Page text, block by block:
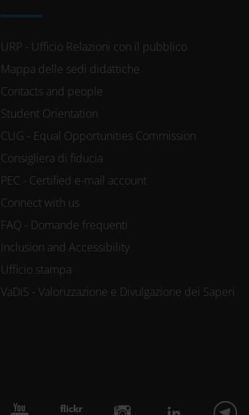
URP - Ufficio Relazioni con il pubblico
Mappa delle sedi didattiche
Contacts and people
Student Orientation
CUG - Equal Opportunities Commission
Consigliera di fiducia
PEC - Certified e-mail account
Connect with us
FAQ - Domande frequenti
Inclusion and Accessibility
Ufficio stampa
VaDiS - Valorizzazione e Divulgazione dei Saperi